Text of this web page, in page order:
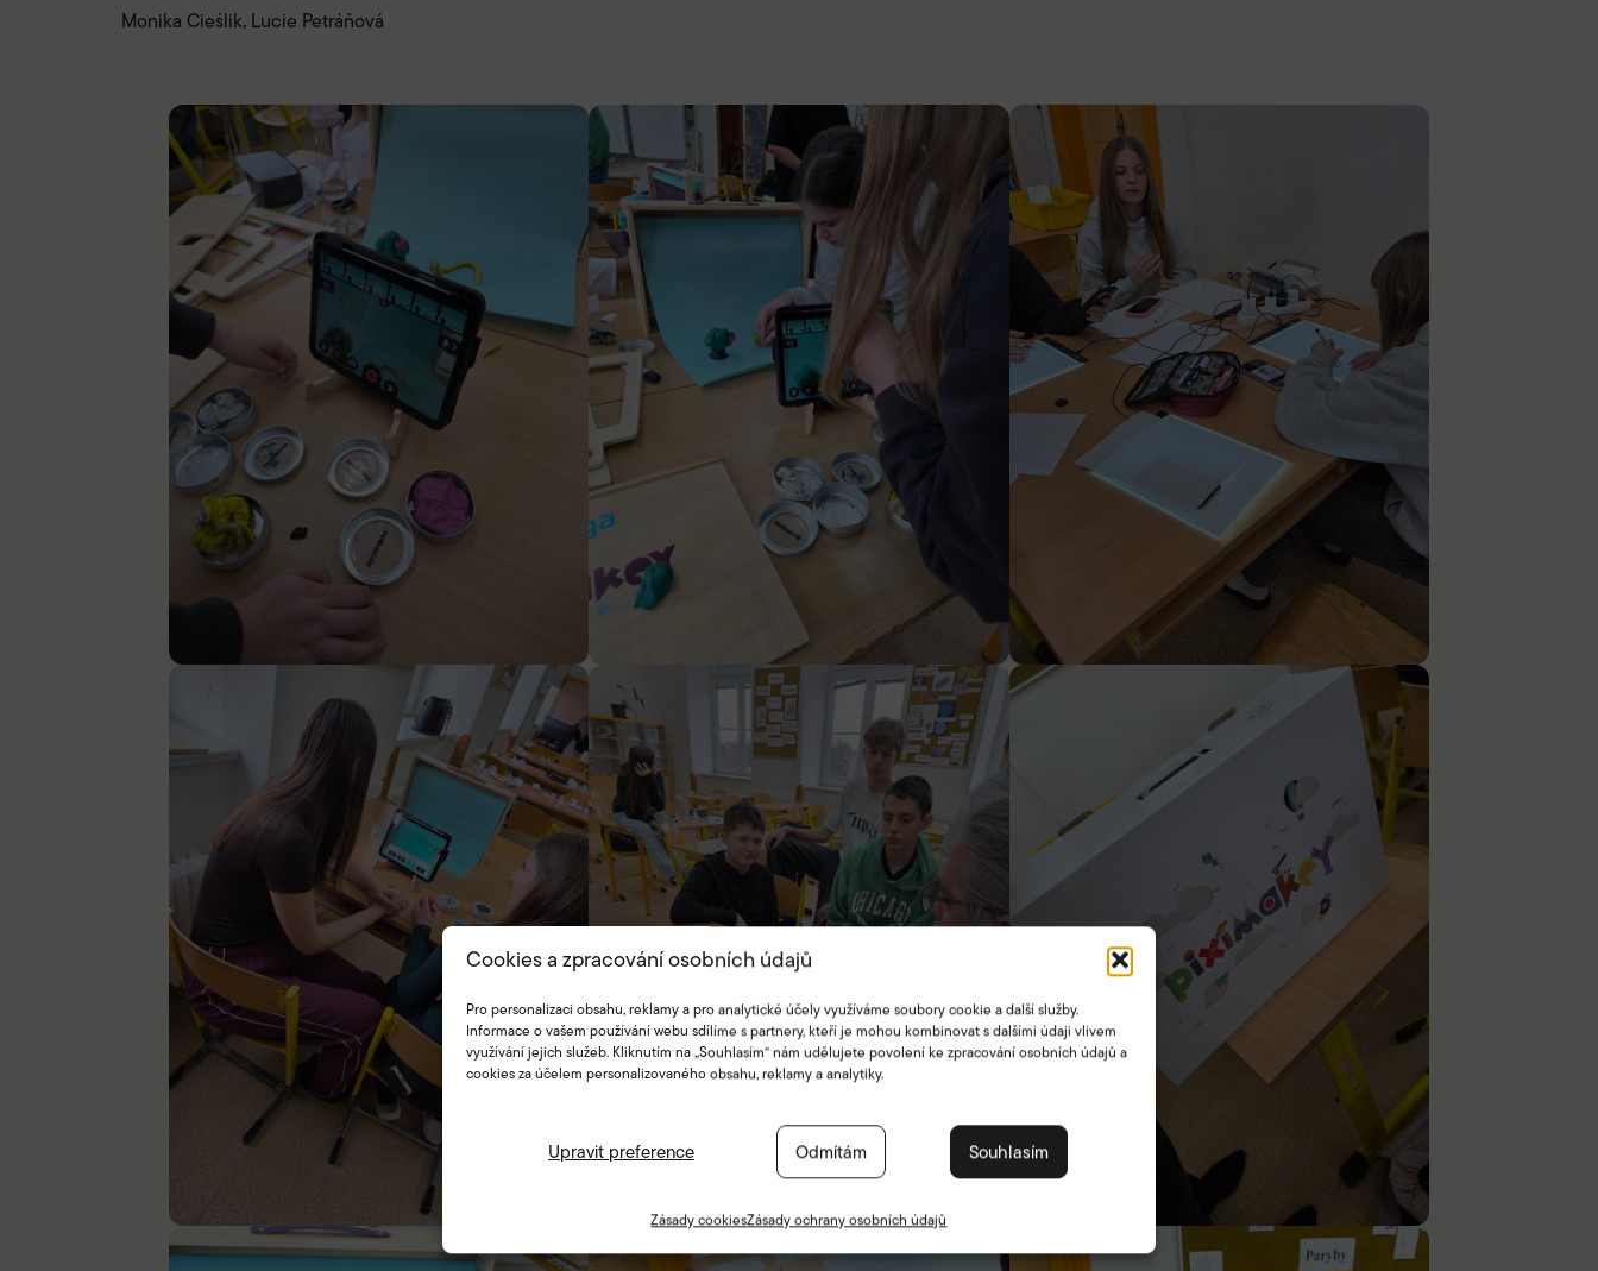
Cookies a zpracování osobních údajů
Pro personalizaci obsahu, reklamy a pro analytické účely využíváme soubory cookie a další služby.
Informace o vašem používání webu sdílíme s partnery, kteří je mohou kombinovat s dalšími údaji vlivem
využívání jejich služeb. Kliknutím na „Souhlasím“ nám udělujete povolení ke zpracování osobních údajů a
cookies za účelem personalizovaného obsahu, reklamy a analytiky.
Souhlasím
Odmítám
Upravit preference
Zásady cookiesZásady ochrany osobních údajů
Monika Cieślik, Lucie Petráňová